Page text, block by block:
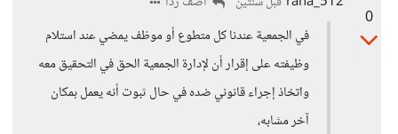
0
في الجمعية عندنا كل متطوع أو موظف يمضي عند استلام
وظيفته على إقرار أن لإدارة الجمعية الحق في التحقيق معه
واتخاذ إجراء قانوني ضده في حال ثبوت أنه يعمل بمكان
آخر مشابه،